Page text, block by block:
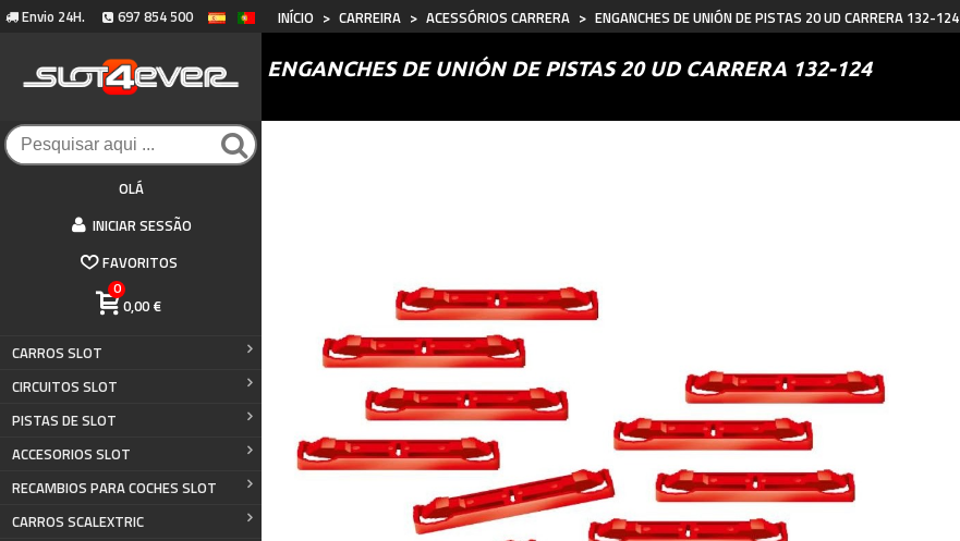
Envio 24H. 697 854 500
OLÁ
INICIAR SESSÃO
FAVORITOS
0
0,00 €
CARROS SLOT
CIRCUITOS SLOT
PISTAS DE SLOT
ACCESORIOS SLOT
RECAMBIOS PARA COCHES SLOT
CARROS SCALEXTRIC
INÍCIO > CARREIRA > ACESSÓRIOS CARRERA > ENGANCHES DE UNIÓN DE PISTAS 20 UD CARRERA 132-124
ENGANCHES DE UNIÓN DE PISTAS 20 UD CARRERA 132-124